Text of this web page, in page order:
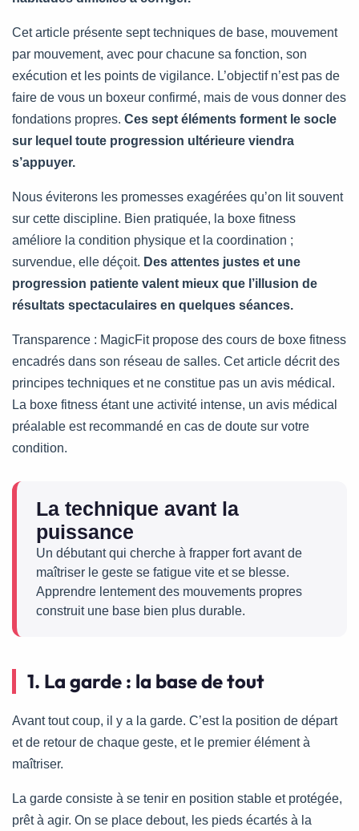
Cet article présente sept techniques de base, mouvement
par mouvement, avec pour chacune sa fonction, son
exécution et les points de vigilance. L’objectif n’est pas de
faire de vous un boxeur confirmé, mais de vous donner des
fondations propres. Ces sept éléments forment le socle
sur lequel toute progression ultérieure viendra
s’appuyer.
Nous éviterons les promesses exagérées qu’on lit souvent
sur cette discipline. Bien pratiquée, la boxe fitness
améliore la condition physique et la coordination ;
survendue, elle déçoit. Des attentes justes et une
progression patiente valent mieux que l’illusion de
résultats spectaculaires en quelques séances.
Transparence : MagicFit propose des cours de boxe fitness
encadrés dans son réseau de salles. Cet article décrit des
principes techniques et ne constitue pas un avis médical.
La boxe fitness étant une activité intense, un avis médical
préalable est recommandé en cas de doute sur votre
condition.
La technique avant la
puissance
Un débutant qui cherche à frapper fort avant de
maîtriser le geste se fatigue vite et se blesse.
Apprendre lentement des mouvements propres
construit une base bien plus durable.
1. La garde : la base de tout
Avant tout coup, il y a la garde. C’est la position de départ
et de retour de chaque geste, et le premier élément à
maîtriser.
La garde consiste à se tenir en position stable et protégée,
prêt à agir. On se place debout, les pieds écartés à la